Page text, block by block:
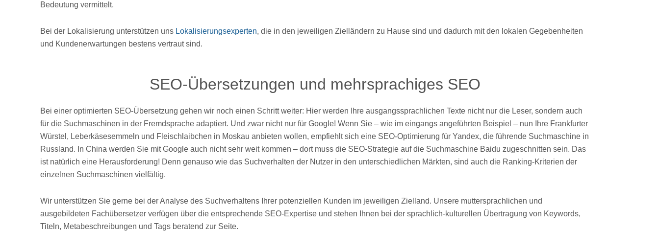
Bedeutung vermittelt.
Bei der Lokalisierung unterstützen uns Lokalisierungsexperten, die in den jeweiligen Zielländern zu Hause sind und dadurch mit den lokalen Gegebenheiten
und Kundenerwartungen bestens vertraut sind.
SEO-Übersetzungen und mehrsprachiges SEO
Bei einer optimierten SEO-Übersetzung gehen wir noch einen Schritt weiter: Hier werden Ihre ausgangssprachlichen Texte nicht nur die Leser, sondern auch
für die Suchmaschinen in der Fremdsprache adaptiert. Und zwar nicht nur für Google! Wenn Sie – wie im eingangs angeführten Beispiel – nun Ihre Frankfurter
Würstel, Leberkäsesemmeln und Fleischlaibchen in Moskau anbieten wollen, empfiehlt sich eine SEO-Optimierung für Yandex, die führende Suchmaschine in
Russland. In China werden Sie mit Google auch nicht sehr weit kommen – dort muss die SEO-Strategie auf die Suchmaschine Baidu zugeschnitten sein. Das
ist natürlich eine Herausforderung! Denn genauso wie das Suchverhalten der Nutzer in den unterschiedlichen Märkten, sind auch die Ranking-Kriterien der
einzelnen Suchmaschinen vielfältig.
Wir unterstützen Sie gerne bei der Analyse des Suchverhaltens Ihrer potenziellen Kunden im jeweiligen Zielland. Unsere muttersprachlichen und
ausgebildeten Fachübersetzer verfügen über die entsprechende SEO-Expertise und stehen Ihnen bei der sprachlich-kulturellen Übertragung von Keywords,
Titeln, Metabeschreibungen und Tags beratend zur Seite.